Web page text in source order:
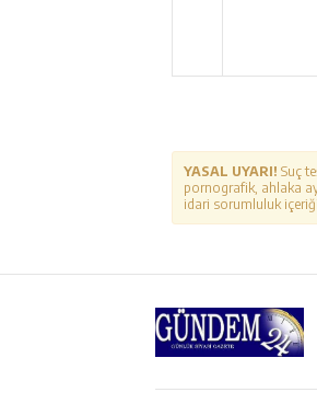
YASAL UYARI! Suç
pornografik, ahlaka
idari sorumluluk